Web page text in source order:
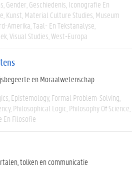
Gender Geschiedenis Iconografie En
Kunst Material Culture Studies Museum
Amerika Taal- En Tekstanalyse
Visual Studies West-Europa
en Moraalwetenschap
Epistemology Formal Problem-Solving
Philosophical Logic Philosophy Of Science
En Filosofie
tolken en communicatie